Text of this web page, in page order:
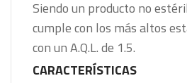
Siendo un producto no
cumple con los más altos
con un A.Q.L. de 1.5.
CARACTERÍSTICAS